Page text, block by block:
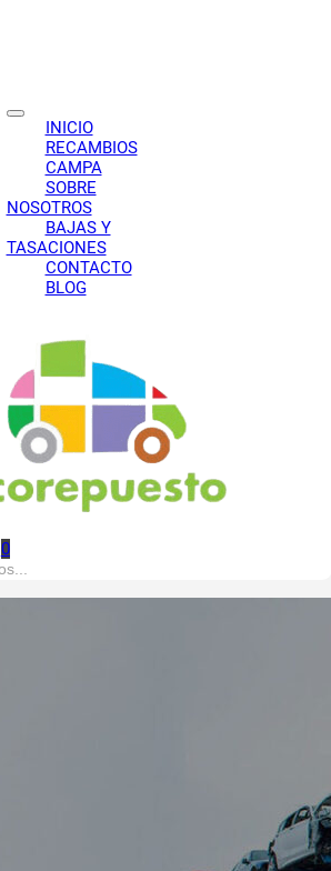
INICIO
RECAMBIOS
CAMPA
SOBRE
NOSOTROS
BAJAS Y
TASACIONES
CONTACTO
BLOG
0